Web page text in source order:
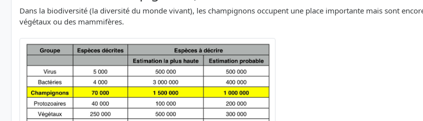
Dans la biodiversité (la diversité du monde vivant), les champignons occupent une place importante mais sont
végétaux ou des mammifères.